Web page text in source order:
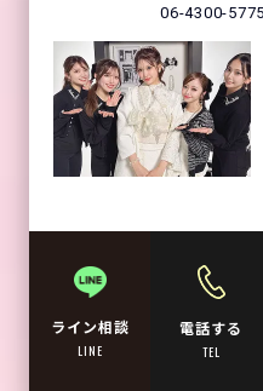
06-4300-5775
ライン相談
LINE
電話する
TEL